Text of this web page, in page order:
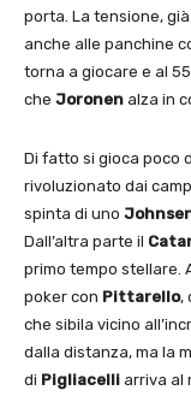
porta. La tensione,
anche alle panchine
torna a giocare e al
che Joronen alza in
Di fatto si gioca poco
rivoluzionato dai
spinta di uno
Dall’altra parte il
primo tempo stellare.
poker con Pittarello,
che sibila vicino
dalla distanza, ma la
di Pigliacelli arriva al